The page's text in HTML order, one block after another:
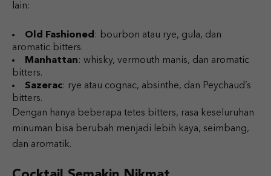
lain:
Old Fashioned : bourbon atau rye, gula, dan
aromatic bitters.
Manhattan: whisky, vermouth manis, dan aromatic
bitters.
Sazerac: rye atau cognac, absinthe, dan Peychaud’s
bitters.
Dengan hanya beberapa tetes bitters, rasa keseluruhan
minuman bisa berubah menjadi lebih kaya, seimbang,
dan aromatik.